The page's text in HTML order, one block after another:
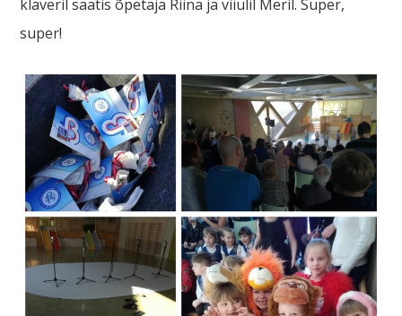
klaveril saatis õpetaja Riina ja viiulil Meril. Super,
super!